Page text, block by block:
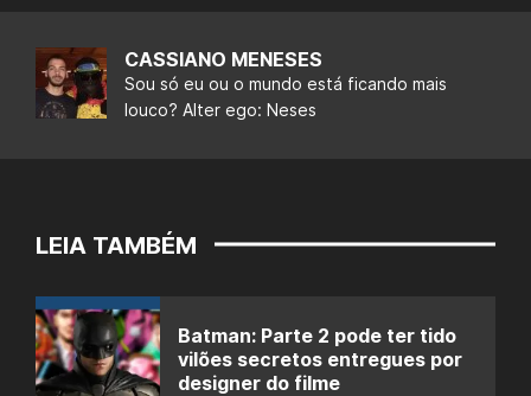
CASSIANO MENESES
Sou só eu ou o mundo está ficando mais
louco? Alter ego: Neses
LEIA TAMBÉM
Batman: Parte 2 pode ter tido
vilões secretos entregues por
designer do filme